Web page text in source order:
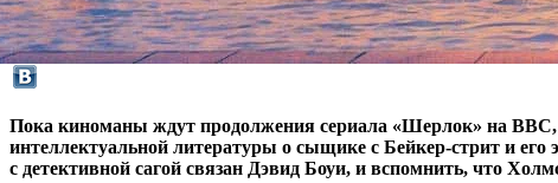
Пока киноманы ждут продолжения сериала «Шерлок» на BBC,
интеллектуальной литературы о сыщике с Бейкер-стрит и
с детективной сагой связан Дэвид Боуи, и вспомнить, что